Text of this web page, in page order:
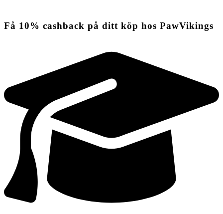
Få 10% cashback på ditt köp hos PawVikings